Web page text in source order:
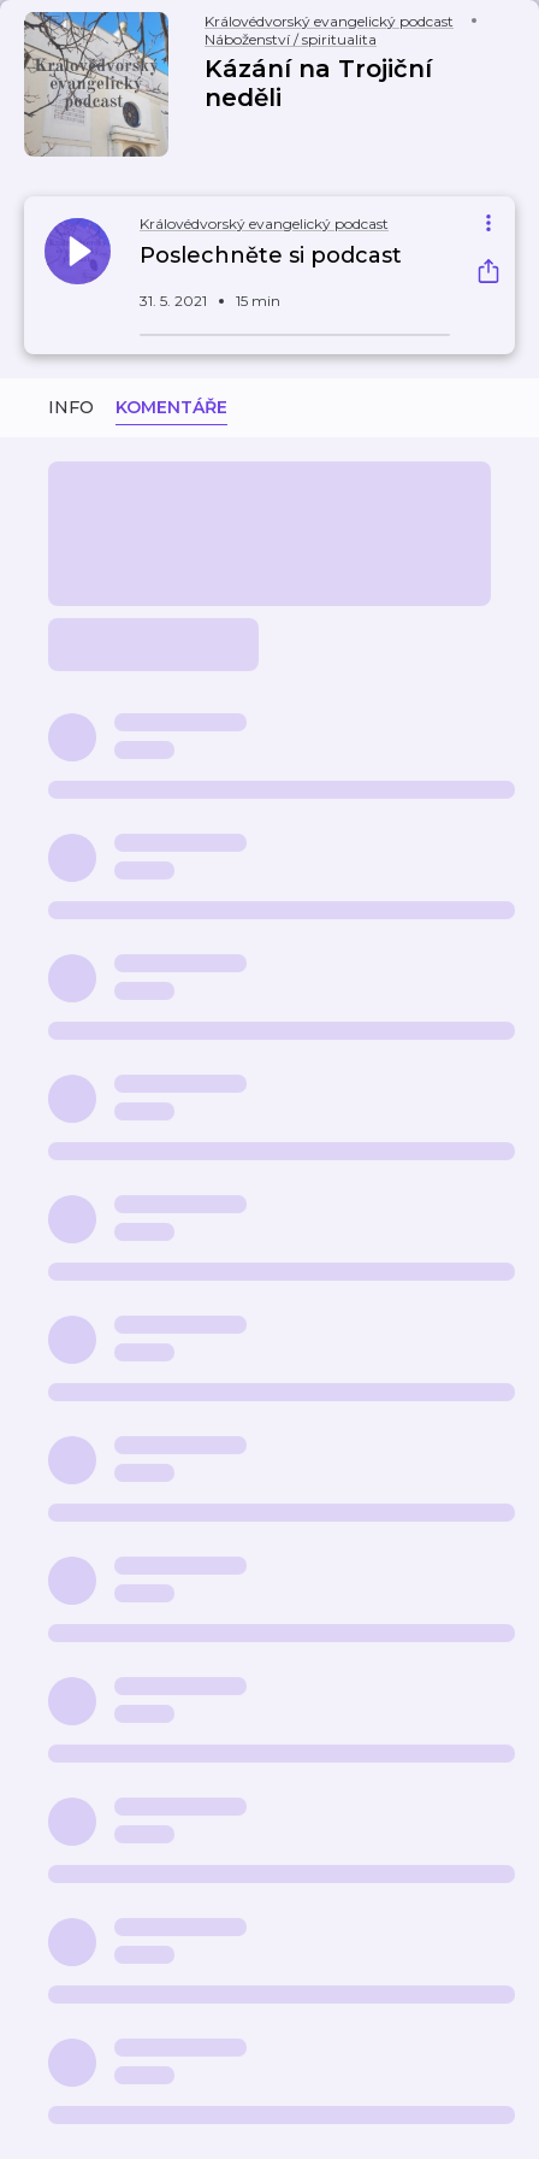
Královédvorský evangelický podcast
Náboženství / spiritualita
Kázání na Trojiční
neděli
Královédvorský evangelický podcast
Poslechněte si podcast
31. 5. 2021 15 min
INFO KOMENTÁŘE